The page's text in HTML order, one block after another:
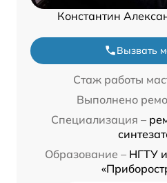
Константин
Вызвать
Стаж работы
Выполнено
Специализация –
Образование – НГТУ